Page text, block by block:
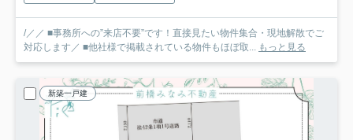
/／／ ■事務所への”来店不要”です！直接見たい物件集合・現地解散でご
対応します／ ■他社様で掲載されている物件もほぼ取... もっと見る
新築一戸建